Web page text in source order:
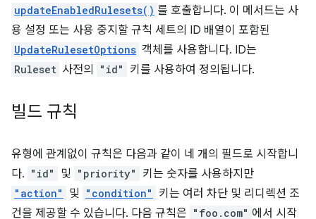
updateEnabledRulesets() 를 호출합니다. 이 메서드는 사
용 설정 또는 사용 중지할 규칙 세트의 ID 배열이 포함된
UpdateRulesetOptions 객체를 사용합니다. ID는
Ruleset 사전의 "id" 키를 사용하여 정의됩니다.
빌드 규칙
유형에 관계없이 규칙은 다음과 같이 네 개의 필드로 시작합니
다. "id" 및 "priority" 키는 숫자를 사용하지만
"action" 및 "condition"
키는 여러 차단 및 리디렉션 조
건을 제공할 수 있습니다. 다음 규칙은 "foo.com" 에서 시작